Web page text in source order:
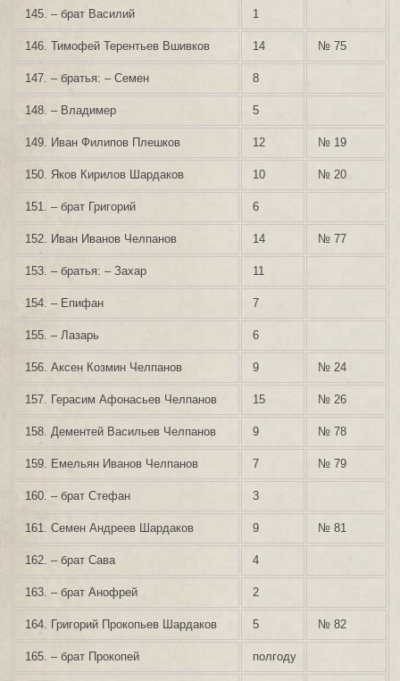
145. – брат Василий 1
146. Тимофей Терентьев Вшивков 14 № 75
147. – братья: – Семен 8
148. – Владимер 5
149. Иван Филипов Плешков 12 № 19
150. Яков Кирилов Шардаков 10 № 20
151. – брат Григорий 6
152. Иван Иванов Челпанов 14 № 77
153. – братья: – Захар 11
154. – Епифан 7
155. – Лазарь 6
156. Аксен Козмин Челпанов 9 № 24
157. Герасим Афонасьев Челпанов 15 № 26
158. Дементей Васильев Челпанов 9 № 78
159. Емельян Иванов Челпанов 7 № 79
160. – брат Стефан 3
161. Семен Андреев Шардаков 9 № 81
162. – брат Сава 4
163. – брат Анофрей 2
164. Григорий Прокопьев Шардаков 5 № 82
165. – брат Прокопей полгоду